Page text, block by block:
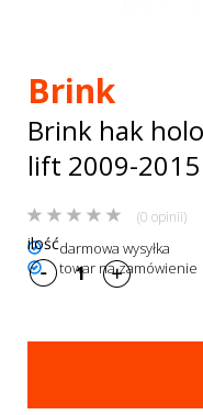
AKCESORIA
SPORTOWE
Przyczepy
samochodowe
Brink
Brink hak
lift 2009-2015
(0 opinii)
darmowa wysyłka
towar na zamówienie
ilość